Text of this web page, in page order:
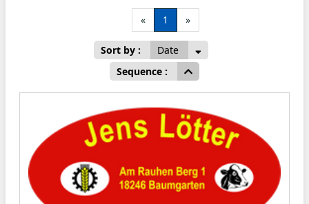
« 1 »
Sort by :
Date
Sequence :